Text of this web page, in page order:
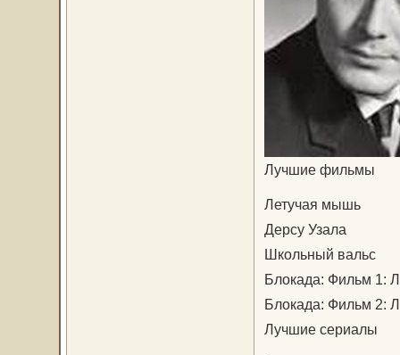
Лучшие фильмы
Летучая мышь
Дерсу Узала
Школьный вальс
Блокада: Фильм 1:
Блокада: Фильм 2:
Лучшие сериалы